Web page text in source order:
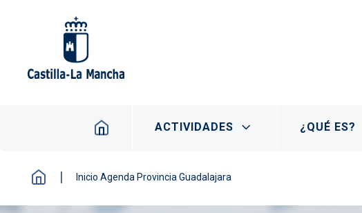
Navegación principal
ACTIVIDADES ¿QUÉ ES?
Inicio Agenda Provincia Guadalajara